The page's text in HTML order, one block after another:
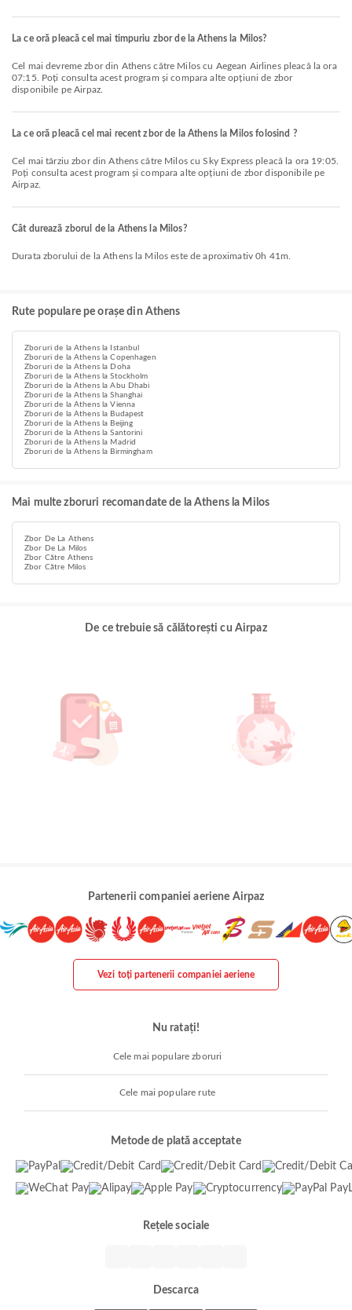
La ce oră pleacă cel mai timpuriu zbor de la Athens la Milos?
Cel mai devreme zbor din Athens către Milos cu Aegean Airlines pleacă la ora
07:15. Poți consulta acest program și compara alte opțiuni de zbor
disponibile pe Airpaz.
La ce oră pleacă cel mai recent zbor de la Athens la Milos folosind ?
Cel mai târziu zbor din Athens către Milos cu Sky Express pleacă la ora 19:05.
Poți consulta acest program și compara alte opțiuni de zbor disponibile pe
Airpaz.
Cât durează zborul de la Athens la Milos?
Durata zborului de la Athens la Milos este de aproximativ 0h 41m.
Rute populare pe orașe din Athens
Zboruri de la Athens la Istanbul
Zboruri de la Athens la Copenhagen
Zboruri de la Athens la Doha
Zboruri de la Athens la Stockholm
Zboruri de la Athens la Abu Dhabi
Zboruri de la Athens la Shanghai
Zboruri de la Athens la Vienna
Zboruri de la Athens la Budapest
Zboruri de la Athens la Beijing
Zboruri de la Athens la Santorini
Zboruri de la Athens la Madrid
Zboruri de la Athens la Birmingham
Mai multe zboruri recomandate de la Athens la Milos
Zbor De La Athens
Zbor De La Milos
Zbor Către Athens
Zbor Către Milos
De ce trebuie să călătorești cu Airpaz
Partenerii companiei aeriene Airpaz
Vezi toți partenerii companiei aeriene
Nu ratați!
Cele mai populare zboruri
Cele mai populare rute
Metode de plată acceptate
Rețele sociale
Descarca